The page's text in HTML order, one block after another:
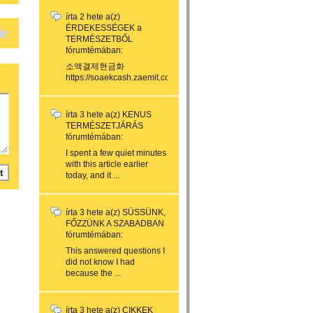
írta 2 hete a(z)
ÉRDEKESSÉGEK a
TERMÉSZETBŐL
fórumtémában:
소액결제현금화
https://soaekcash.zaemit.com/...
írta 3 hete a(z) KENUS
TERMÉSZETJÁRÁS
fórumtémában:
I spent a few quiet minutes
with this article earlier
today, and it ...
írta 3 hete a(z) SÜSSÜNK,
FŐZZÜNK A SZABADBAN
fórumtémában:
This answered questions I
did not know I had
because the ...
írta 3 hete a(z) CIKKEK